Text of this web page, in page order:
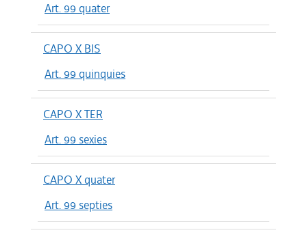
Art. 99 quater
CAPO X BIS
Art. 99 quinquies
CAPO X TER
Art. 99 sexies
CAPO X quater
Art. 99 septies